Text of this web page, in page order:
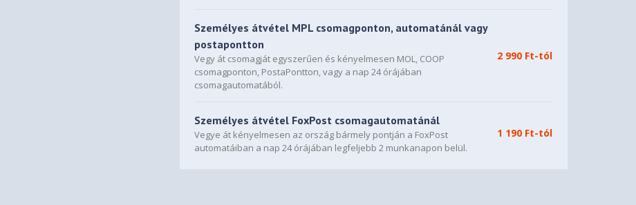
Személyes átvétel MPL csomagponton, automatánál vagy
postapontton
Vegy át csomagját egyszerűen és kényelmesen MOL, COOP
csomagponton, PostaPontton, vagy a nap 24 órájában
csomagautomatából.
2 990 Ft-tól
Személyes átvétel FoxPost csomagautomatánál
Vegye át kényelmesen az ország bármely pontján a FoxPost
automatáiban a nap 24 órájában legfeljebb 2 munkanapon belül.
1 190 Ft-tól